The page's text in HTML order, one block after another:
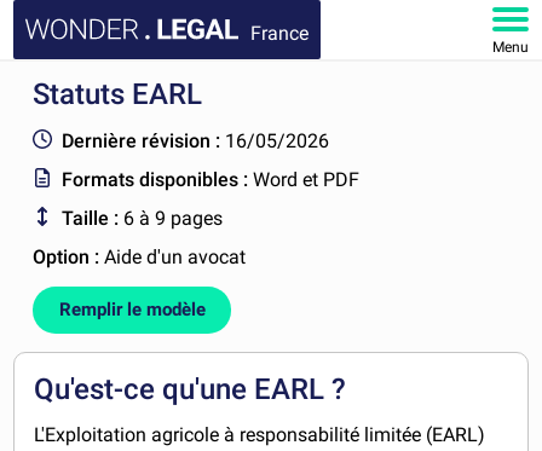
France
Menu
ACCUEIL
DOCUMENTS
FAQ
MON COMPTE
Statuts EARL
Dernière révision : 16/05/2026
Formats disponibles :Word et PDF
Taille : 6 à 9 pages
Option :Aide d'un avocat
Remplir le modèle
Qu'est-ce qu'une EARL ?
L'Exploitation agricole à responsabilité limitée (EARL)